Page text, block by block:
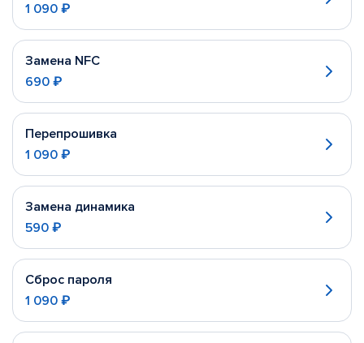
1 090 ₽
Замена NFC
690 ₽
Перепрошивка
1 090 ₽
Замена динамика
590 ₽
Сброс пароля
1 090 ₽